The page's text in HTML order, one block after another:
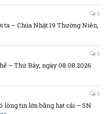
0
ta – Chúa Nhật 19 Thường Niên,
0
– Thứ Bảy, ngày 08.08.2026
0
lòng tin lớn bằng hạt cải – SN